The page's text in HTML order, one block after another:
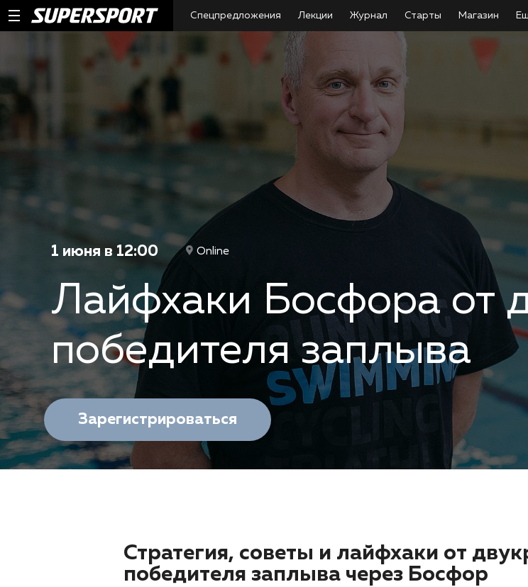
Спецпредложения Лекции Журнал Старты Магазин
Лайфхаки Босфора от
победителя заплыва
1 июня в 12:00 Online
Зарегистрироваться
Стратегия, советы и лайфхаки от
победителя заплыва через Босфор